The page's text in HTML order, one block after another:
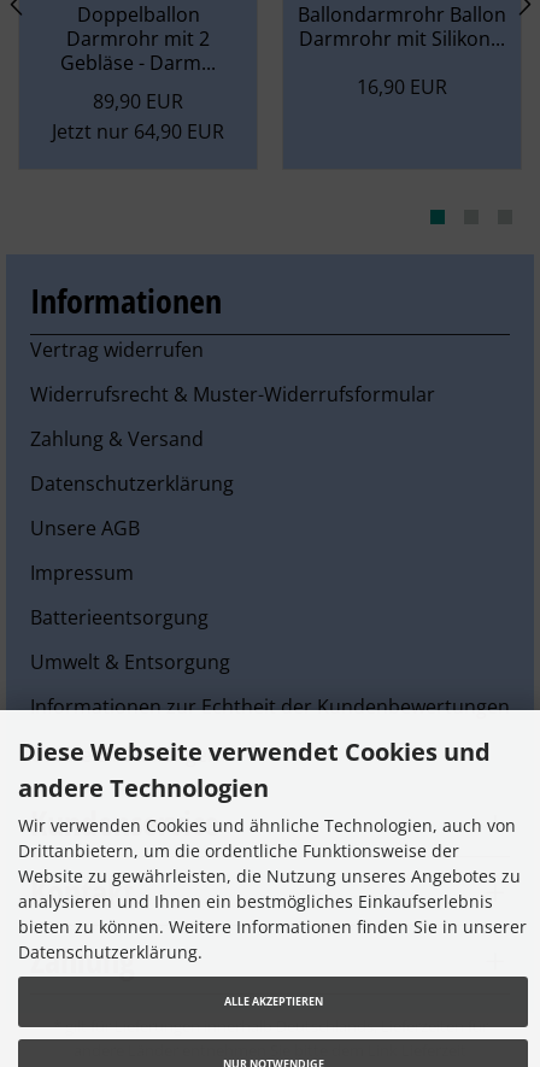
Doppelballon
Darmrohr mit 2
Gebläse - Darm...
89,90 EUR
Jetzt nur 64,90 EUR
Ballondarmrohr Ballon
Darmrohr mit Silikon...
16,90 EUR
Informationen
Vertrag widerrufen
Widerrufsrecht & Muster-Widerrufsformular
Zahlung & Versand
Datenschutzerklärung
Unsere AGB
Impressum
Batterieentsorgung
Umwelt & Entsorgung
Informationen zur Echtheit der Kundenbewertungen
Cookie Einstellungen
Kundenservice
Kontakt
Zahlung
* gilt für Lieferungen innerhalb Deutschlands, Lieferzeiten für
Diese Webseite verwendet Cookies und
andere Technologien
Wir verwenden Cookies und ähnliche Technologien, auch von
Drittanbietern, um die ordentliche Funktionsweise der
Website zu gewährleisten, die Nutzung unseres Angebotes zu
analysieren und Ihnen ein bestmögliches Einkaufserlebnis
bieten zu können. Weitere Informationen finden Sie in unserer
Datenschutzerklärung.
ALLE AKZEPTIEREN